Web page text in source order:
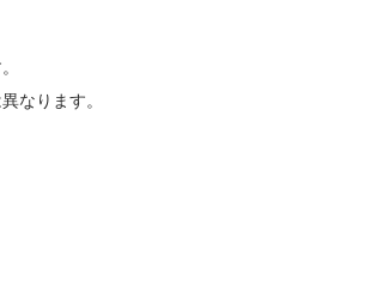
なります。